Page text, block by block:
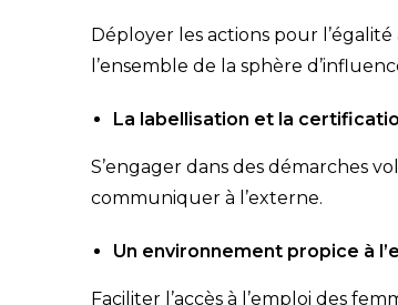
Déployer les actions pour
l’ensemble de la sphère
La labellisation et la
S’engager dans des démarches
communiquer à l’externe.
Un environnement propice à
Faciliter l’accès à l’emploi des